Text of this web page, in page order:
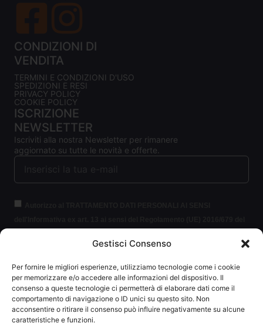
Gestisci Consenso
Per fornire le migliori esperienze, utilizziamo tecnologie come i cookie
per memorizzare e/o accedere alle informazioni del dispositivo. Il
consenso a queste tecnologie ci permetterà di elaborare dati come il
comportamento di navigazione o ID unici su questo sito. Non
acconsentire o ritirare il consenso può influire negativamente su alcune
caratteristiche e funzioni.
CONDIZIONI DI
VENDITA
TERMINI E CONDIZIONI D'USO
SPEDIZIONI E RESI
PRIVACY POLICY
COOKIE POLICY
ISCRIZIONE
NEWSLETTER
Iscriviti alla nostra Newsletter per rimanere
aggiornato su tutte le novità e offerte.
protezione delle persone fisiche con riguardo al trattamento dei dati
informazioni.
ISCRIVITI ALLA NEWSLETTER